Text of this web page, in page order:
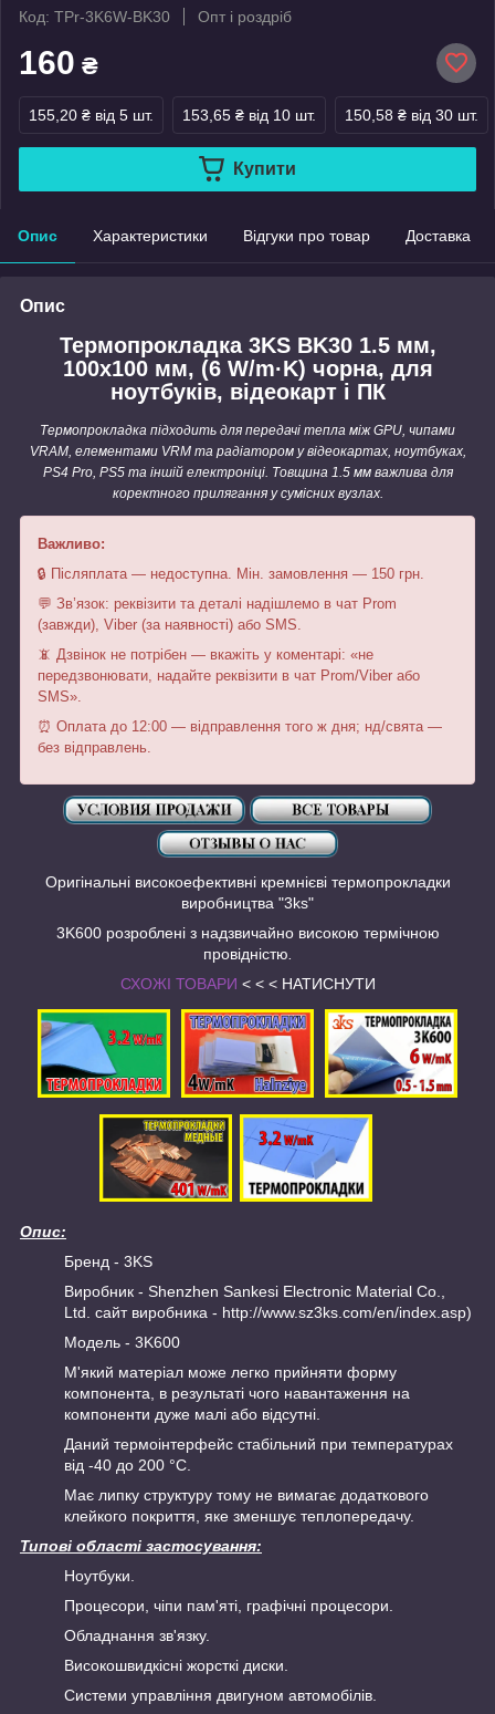
Код: TPr-3K6W-BK30
Опт і роздріб
160 ₴
155,20 ₴ від 5 шт. 153,65 ₴ від 10 шт. 150,58 ₴ від 30 шт.
Купити
Опис Характеристики Відгуки про товар Доставка
Опис
Термопрокладка 3KS BK30 1.5 мм,
100x100 мм, (6 W/m·K) чорна, для
ноутбуків, відеокарт і ПК
Термопрокладка підходить для передачі тепла між GPU, чипами
VRAM, елементами VRM та радіатором у відеокартах, ноутбуках,
PS4 Pro, PS5 та іншій електроніці. Товщина 1.5 мм важлива для
коректного прилягання у сумісних вузлах.
Важливо:
🔒 Післяплата — недоступна. Мін. замовлення — 150 грн.
💬 Зв’язок: реквізити та деталі надішлемо в чат Prom
(завжди), Viber (за наявності) або SMS.
📵 Дзвінок не потрібен — вкажіть у коментарі: «не
передзвонювати, надайте реквізити в чат Prom/Viber або
SMS».
⏰ Оплата до 12:00 — відправлення того ж дня; нд/свята —
без відправлень.
Оригінальні високоефективні кремнієві термопрокладки
виробництва "3ks"
3K600 розроблені з надзвичайно високою термічною
провідністю
СХОЖІ ТОВАРИ < < < НАТИСНУТИ
Опис:
Бренд - 3KS
Виробник - Shenzhen Sankesi Electronic Material Co.,
Ltd. сайт виробника - http://www.sz3ks.com/en/index.asp)
Модель - 3K600
М'який матеріал може легко прийняти форму
компонента, в результаті чого навантаження на
компоненти дуже малі або відсутні.
Даний термоінтерфейс стабільний при температурах
від -40 до 200 °С.
Має липку структуру тому не вимагає додаткового
клейкого покриття, яке зменшує теплопередачу.
Типові області застосування:
Ноутбуки.
Процесори, чіпи пам'яті, графічні процесори.
Обладнання зв'язку.
Високошвидкісні жорсткі диски.
Системи управління двигуном автомобілів.